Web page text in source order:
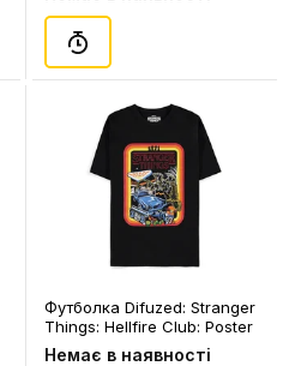
Футболка Difuzed: Stranger
Things: Hellfire Club: Poster
(S), (155051)
Немає в наявності